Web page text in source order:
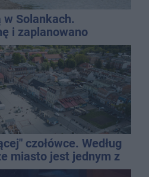
Solankach.
i zaplanowano
czołówce. Według
miasto jest jednym z
na upały